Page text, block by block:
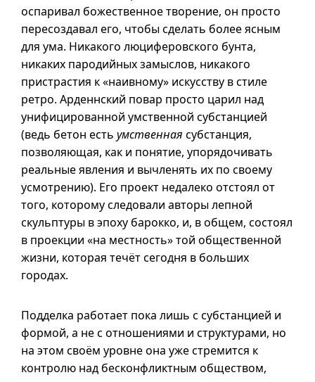
оспаривал божественное творение, он просто
пересоздавал его, чтобы сделать более ясным
для ума. Никакого люциферовского бунта,
никаких пародийных замыслов, никакого
пристрастия к «наивному» искусству в стиле
ретро. Арденнский повар просто царил над
унифицированной умственной субстанцией
(ведь бетон есть умственная субстанция,
позволяющая, как и понятие, упорядочивать
реальные явления и вычленять их по своему
усмотрению). Его проект недалеко отстоял от
того, которому следовали авторы лепной
скульптуры в эпоху барокко, и, в общем, состоял
в проекции «на местность» той общественной
жизни, которая течёт сегодня в больших
городах.
Подделка работает пока лишь с субстанцией и
формой, а не с отношениями и структурами, но
на этом своём уровне она уже стремится к
контролю над бесконфликтным обществом,